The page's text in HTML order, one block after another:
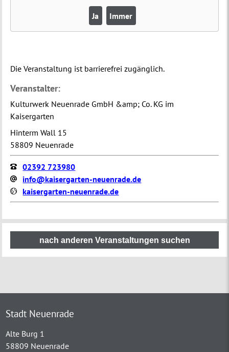
nach anderen Veranstaltungen suchen
Ja Immer
Die Veranstaltung ist barrierefrei zugänglich.
Veranstalter:
Kulturwerk Neuenrade GmbH &amp; Co. KG im
Kaisergarten
Hinterm Wall 15
58809 Neuenrade
02392 723980
info@kaisergarten-neuenrade.de
kaisergarten-neuenrade.de
Stadt Neuenrade
Alte Burg 1
58809 Neuenrade